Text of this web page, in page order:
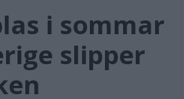
i sommar
slipper